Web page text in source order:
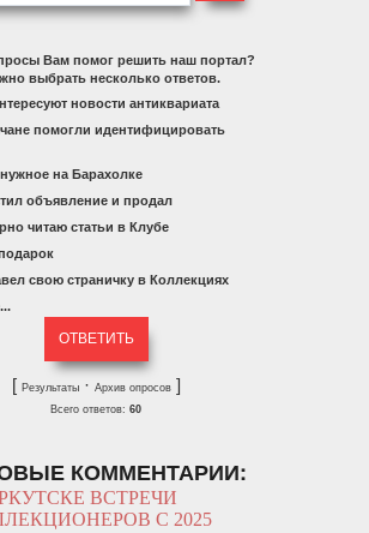
Вам помог решить наш портал?
выбрать несколько ответов.
новости антиквариата
помогли идентифицировать
на Барахолке
объявление и продал
читаю статьи в Клубе
свою страничку в Коллекциях
[ Результаты· Архив опросов]
Всего ответов: 60
КОММЕНТАРИИ:
ВСТРЕЧИ
С 2025